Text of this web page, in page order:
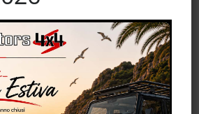
senza chiave